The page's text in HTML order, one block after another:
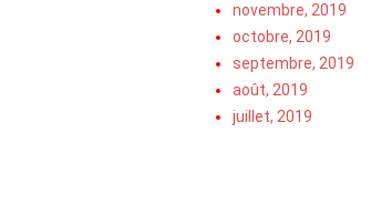
novembre, 2019
octobre, 2019
septembre, 2019
août, 2019
juillet, 2019